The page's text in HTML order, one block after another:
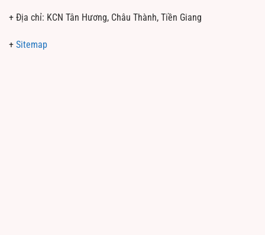
+ Địa chỉ: KCN Tân Hương, Châu Thành, Tiền Giang
+ Sitemap